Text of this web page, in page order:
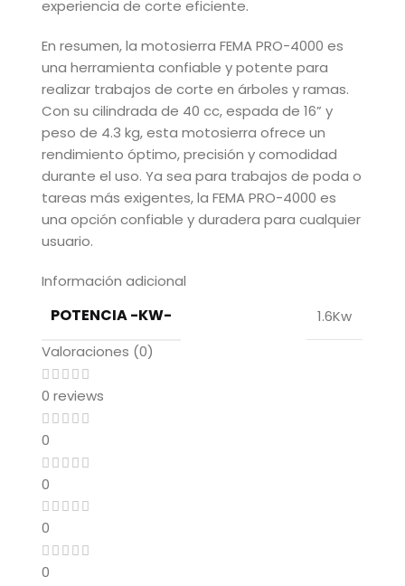
experiencia de corte eficiente.
En resumen, la motosierra FEMA PRO-4000 es
una herramienta confiable y potente para
realizar trabajos de corte en árboles y ramas.
Con su cilindrada de 40 cc, espada de 16” y
peso de 4.3 kg, esta motosierra ofrece un
rendimiento óptimo, precisión y comodidad
durante el uso. Ya sea para trabajos de poda o
tareas más exigentes, la FEMA PRO-4000 es
una opción confiable y duradera para cualquier
usuario.
Información adicional
POTENCIA -KW-
1.6Kw
Valoraciones (0)
0 reviews
0
0
0
0